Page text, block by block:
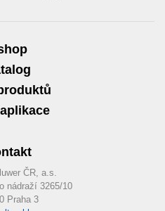
ČR, a.s.
nádraží 3265/10
Praha 3